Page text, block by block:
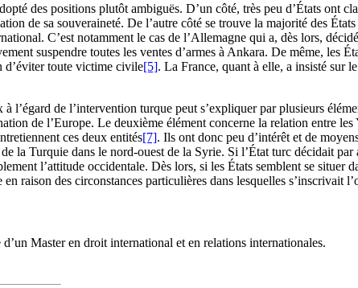
des positions plutôt ambiguës. D’un côté, très peu d’États ont
de sa souveraineté. De l’autre côté se trouve la majorité des
C’est notamment le cas de l’Allemagne qui a, dès lors,
suspendre toutes les ventes d’armes à Ankara. De même, les
d’éviter toute victime civile[5]. La France, quant à elle, a insisté sur
l’égard de l’intervention turque peut s’expliquer par plusieurs
de l’Europe. Le deuxième élément concerne la relation entre
ces deux entités[7]. Ils ont donc peu d’intérêt et de
la Turquie dans le nord-ouest de la Syrie. Si l’État turc décidait
l’attitude occidentale. Dès lors, si les États semblent se situer
raison des circonstances particulières dans lesquelles s’inscrivait
Master en droit international et en relations internationales.